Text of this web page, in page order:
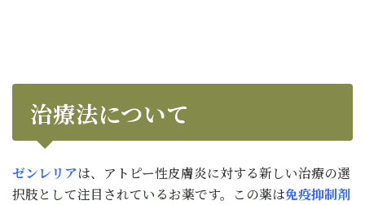
治療法について
ゼンレリアは、アトピー性皮膚炎に対する新しい治療の選
択肢として注目されているお薬です。この薬は免疫抑制剤